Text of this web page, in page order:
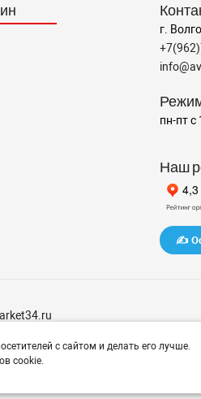
г.
пн-пт с
Наш
✍️
с сайтом и делать его лучше.
cookie.